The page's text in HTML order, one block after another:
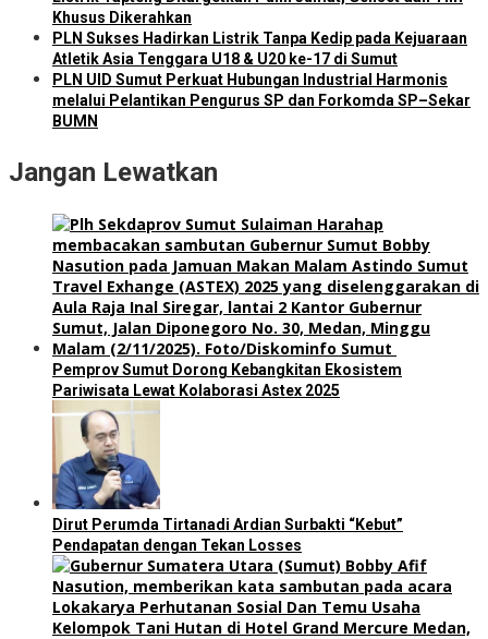
Khusus Dikerahkan
PLN Sukses Hadirkan Listrik Tanpa Kedip pada Kejuaraan
Atletik Asia Tenggara U18 & U20 ke-17 di Sumut
PLN UID Sumut Perkuat Hubungan Industrial Harmonis
melalui Pelantikan Pengurus SP dan Forkomda SP–Sekar
BUMN
Jangan Lewatkan
Pemprov Sumut Dorong Kebangkitan Ekosistem
Pariwisata Lewat Kolaborasi Astex 2025
Dirut Perumda Tirtanadi Ardian Surbakti “Kebut”
Pendapatan dengan Tekan Losses